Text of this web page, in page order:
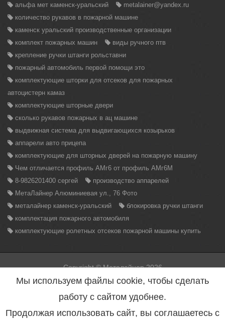
альфа мет каменск-уральский
metalainer@yandex.ru
количество рукавов в пожарной машине
каменск уральский производственные организации
комплект пожарных машин
виды ручного птв
крепление ручки штанги рольставни
пожарный автомобиль первой помощи это
комплектующие шторки для отсеков для пожарных
автоцистерн камаз
комплектующие шторные двери
сколько рукавов пожарных в ац машине
выдвижная система для выдвигающихся козырьков
аппарели авто прицепа
комплектующие для шторных дверей на пожарную машину
Чем отличается профиль АМг6 от профиль АМг6М
8-9826201400 сергей
производство аппарелей
МетаЛайнер Алюминиевая ул., 76 Фото
металайнер каменск-уральский
блокировка ручки штанги
комплектация пожарного автомобиля
комплектующие ролетных отсеков пожарной машины купить
Copyright © Металайнер 2026
Вся информация находящаяся на данном сайте, может быть
использована только с разрешения администрации сайта.
Нарушение данного правила повлечет за собой меры
предусмотренные статьей 146 УК РФ.
Политика конфиденциальности персональных данных
Согласие на обработку персональных данных
Мы используем файлы cookie, чтобы сделать
работу с сайтом удобнее.
Продолжая использовать сайт, вы соглашаетесь с